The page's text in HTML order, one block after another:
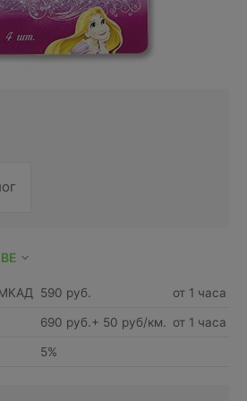
МКАД 590 руб. от 1 часа
690 руб.+ 50 руб/км. от 1 часа
5%